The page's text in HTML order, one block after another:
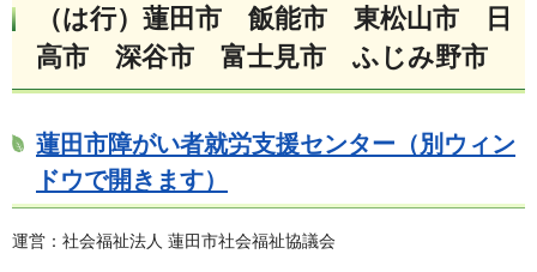
（は行）蓮田市 飯能市 東松山市 日
高市 深谷市 富士見市 ふじみ野市
蓮田市障がい者就労支援センター（別ウィン
ドウで開きます）
運営：社会福祉法人 蓮田市社会福祉協議会